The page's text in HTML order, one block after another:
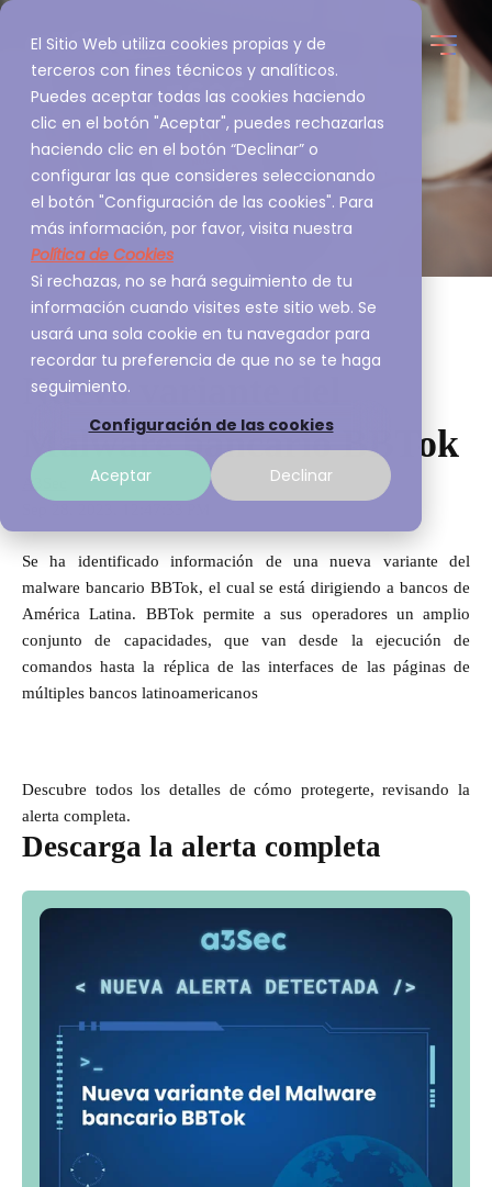
El Sitio Web utiliza cookies propias y de
terceros con fines técnicos y analíticos.
Puedes aceptar todas las cookies haciendo
clic en el botón "Aceptar", puedes rechazarlas
haciendo clic en el botón “Declinar” o
configurar las que consideres seleccionando
el botón "Configuración de las cookies". Para
más información, por favor, visita nuestra
Política de Cookies
Si rechazas, no se hará seguimiento de tu
información cuando visites este sitio web. Se
usará una sola cookie en tu navegador para
recordar tu preferencia de que no se te haga
seguimiento.
Configuración de las cookies
Aceptar Declinar
Nueva variante del
Malware bancario BBTok
A3Sec
Se ha identificado información de una nueva variante del
malware bancario BBTok, el cual se está dirigiendo a bancos de
América Latina. BBTok permite a sus operadores un amplio
conjunto de capacidades, que van desde la ejecución de
comandos hasta la réplica de las interfaces de las páginas de
múltiples bancos latinoamericanos
Descubre todos los detalles de cómo protegerte, revisando la
alerta completa.
Descarga la alerta completa